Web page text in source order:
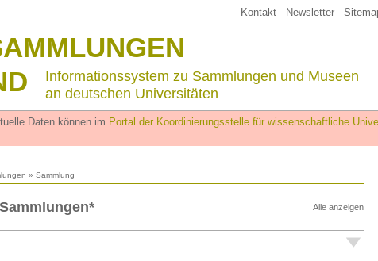
Kontakt Newsletter
Informationssystem zu Sammlungen und Museen
an deutschen Universitäten
Daten können im Portal der Koordinierungsstelle für wissenschaftliche
» Sammlung
Alle anzeigen